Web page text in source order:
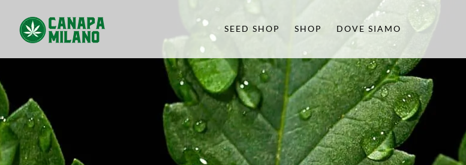
SEED SHOP SHOP DOVE SIAMO